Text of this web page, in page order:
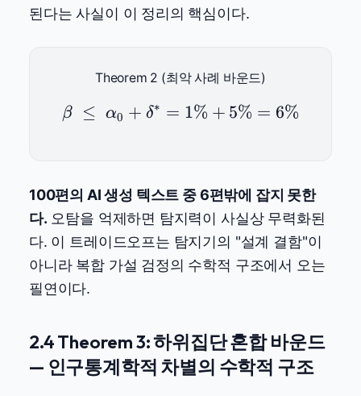
된다는 사실이 이 정리의 핵심이다.
Theorem 2 (최악 사례 바운드)
\beta \;\leq\;
β ≤ α0 + δ∗ = 1% + 5% = 6%
100편의 AI 생성 텍스트 중 6편밖에 잡지 못한
다. 오탐을 억제하면 탐지력이 사실상 무력화된
다. 이 트레이드오프는 탐지기의 "설계 결함"이
아니라 복합 가설 검정의 수학적 구조에서 오는
필연이다.
2.4 Theorem 3: 하위집단 혼합 바운드
— 인구통계학적 차별의 수학적 구조